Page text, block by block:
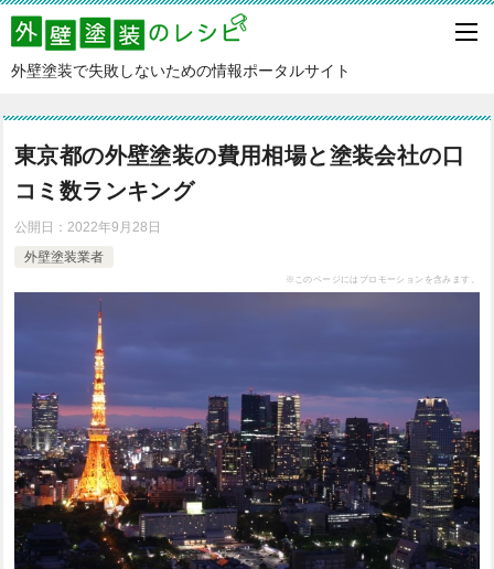
外壁塗装で失敗しないための情報ポータルサイト
東京都の外壁塗装の費用相場と塗装会社の口
コミ数ランキング
公開日： 2022年9月28日
外壁塗装業者
※このページにはプロモーションを含みます。